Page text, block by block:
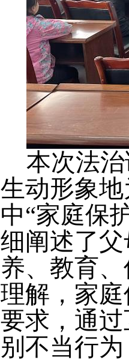
本次法
生动形象
中“家庭保
细阐述了
养、教育
理解，家
要求，通
别不当行